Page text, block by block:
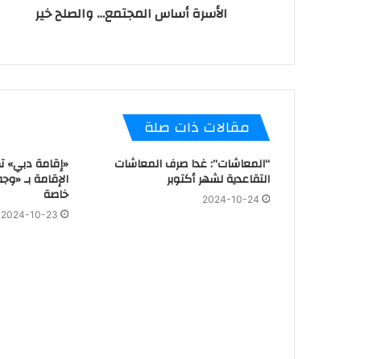
الأسرة أساس المجتمع… والصلح خير
مقالات ذات صلة
“المعاشات”: غدا صرف المعاشات
التقاعدية لشهر أكتوبر
2024-10-24
«إقامة دبي»
الإقامة بـ
خاصة
2024-10-23